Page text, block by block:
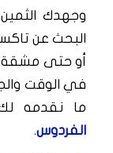
وجهدك
البحث عن
أو حتى مشقة
في الوقت
ما نقدمه
الفردوس.